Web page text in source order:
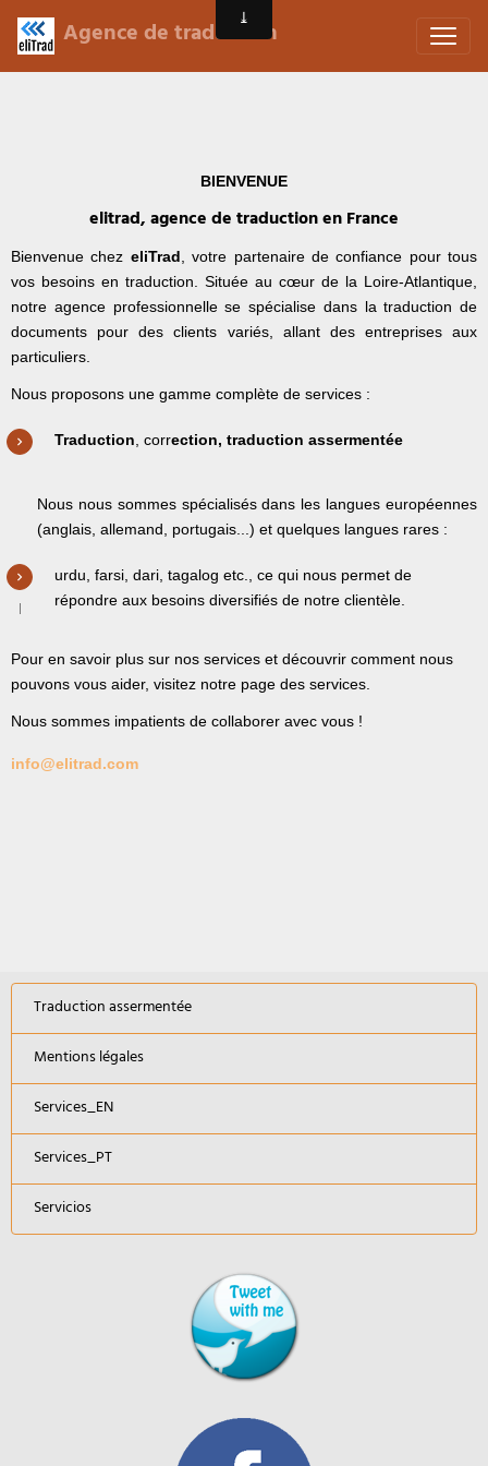
Agence de traduction
BIENVENUE
elitrad, agence de traduction en France
Bienvenue chez eliTrad , votre partenaire de confiance pour tous
vos besoins en traduction. Située au cœur de la Loire-Atlantique,
notre agence professionnelle se spécialise dans la traduction de
documents pour des clients variés, allant des entreprises aux
particuliers.
Nous proposons une gamme complète de services :
Traduction , correction, traduction assermentée
Nous nous sommes spécialisés dans les langues européennes
(anglais, allemand, portugais...) et quelques langues rares :
urdu, farsi, dari, tagalog etc., ce qui nous permet de
répondre aux besoins diversifiés de notre clientèle.
Pour en savoir plus sur nos services et découvrir comment nous
pouvons vous aider, visitez notre page des services.
Nous sommes impatients de collaborer avec vous !
info@elitrad.com
Traduction assermentée
Mentions légales
Services_EN
Services_PT
Servicios